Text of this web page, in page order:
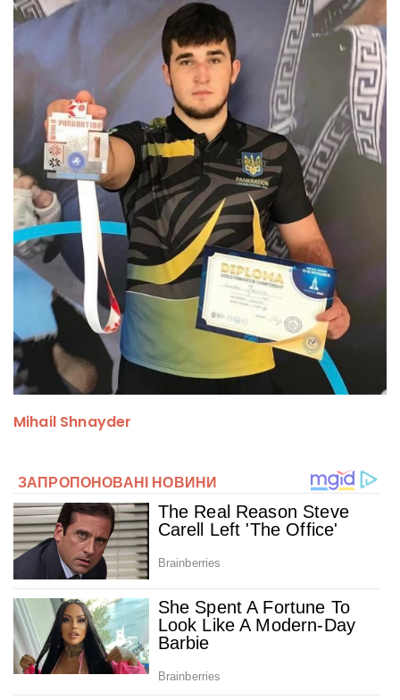
Mihail Shnayder